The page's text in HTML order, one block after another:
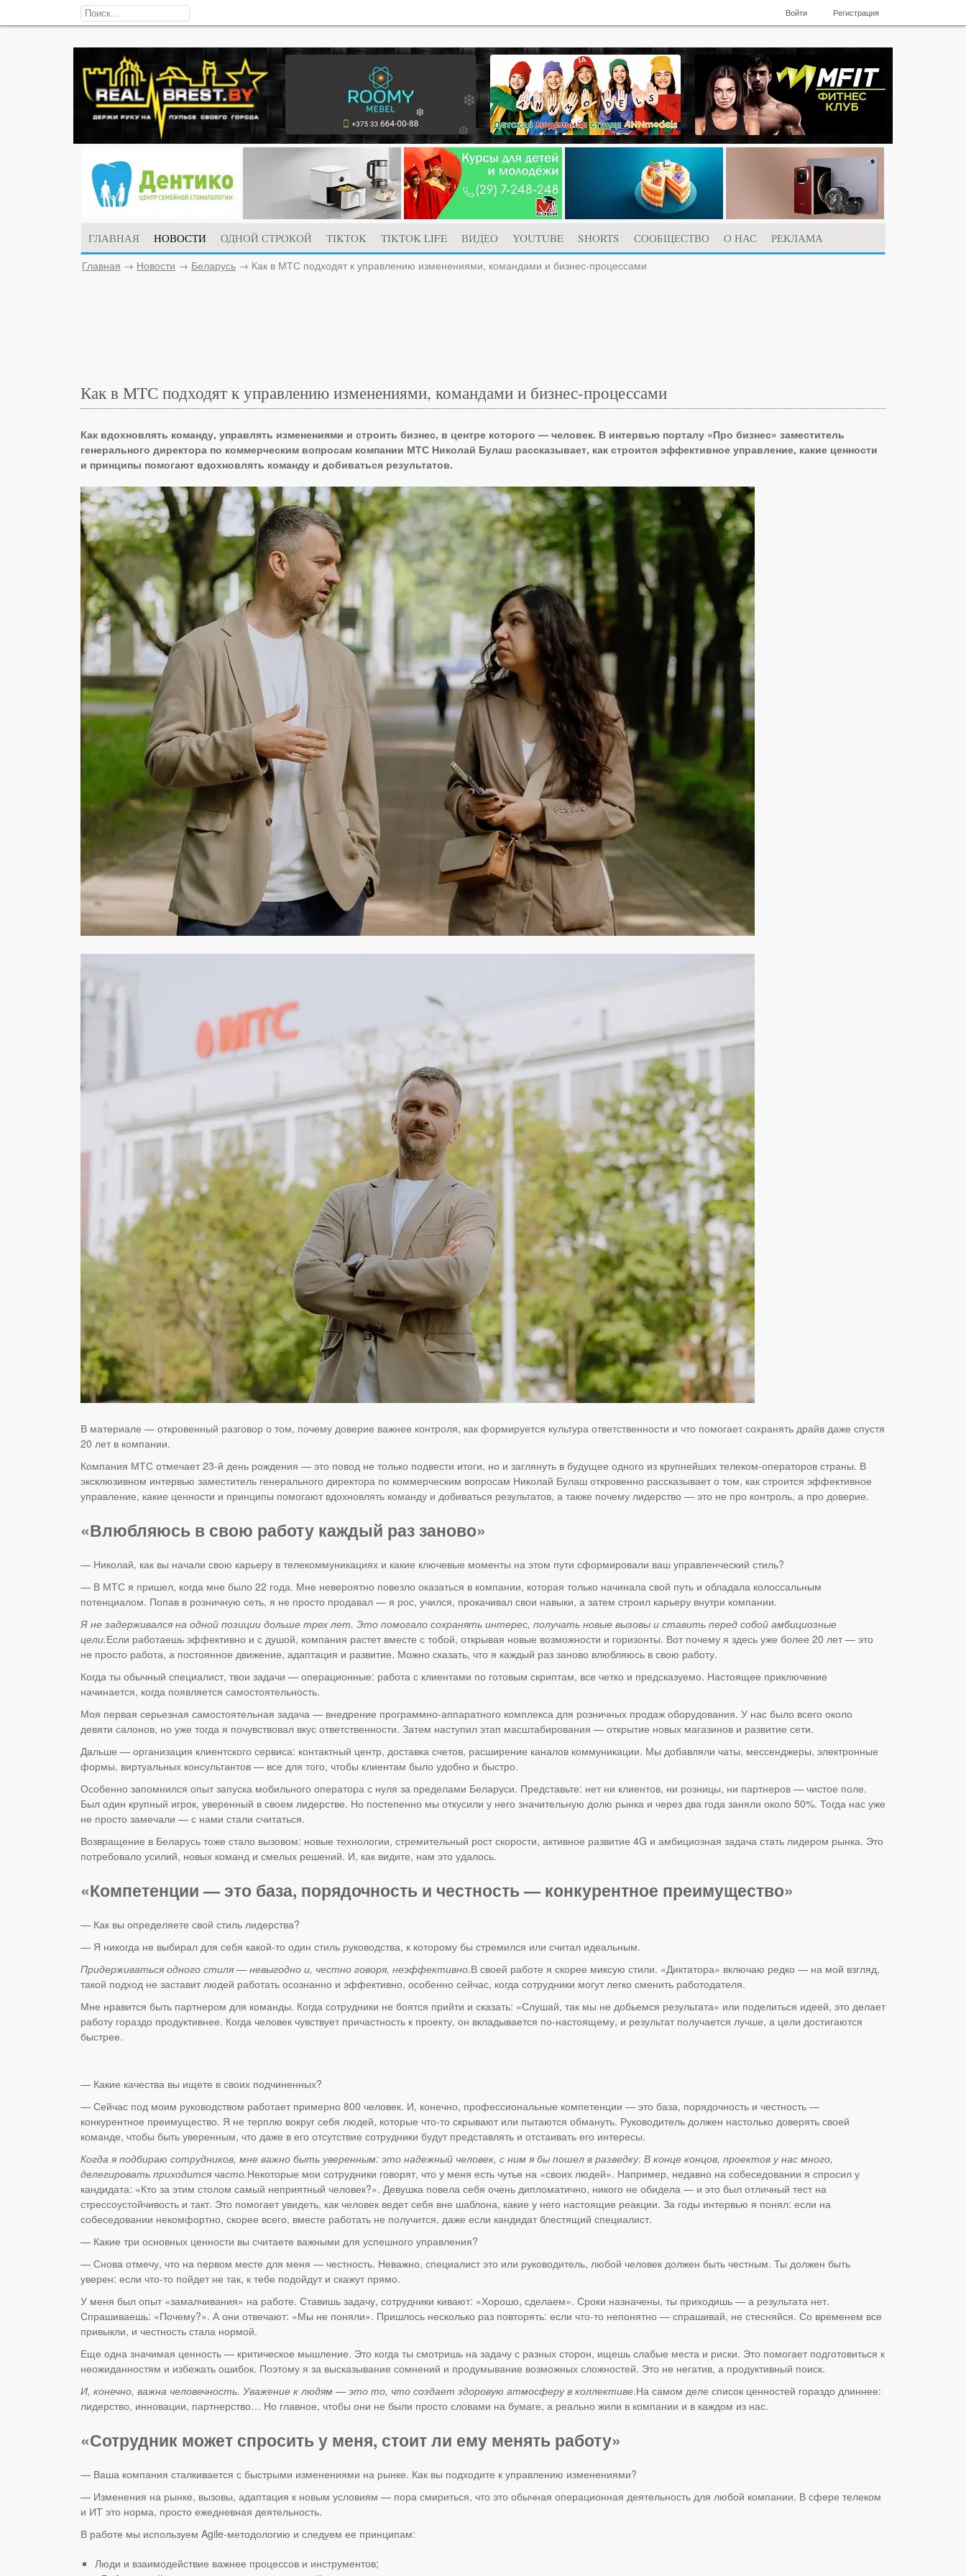
Войти Регистрация
ГЛАВНАЯ НОВОСТИ ОДНОЙ СТРОКОЙ TIKTOK TIKTOK LIFE ВИДЕО YOUTUBE SHORTS СООБЩЕСТВО О НАС
РЕКЛАМА
Главная → Новости → Беларусь → Как в МТС подходят к управлению изменениями, командами и бизнес-процессами
Как в МТС подходят к управлению изменениями, командами и бизнес-процессами
Как вдохновлять команду, управлять изменениями и строить бизнес, в центре которого — человек. В интервью порталу «Про бизнес» заместитель
генерального директора по коммерческим вопросам компании МТС Николай Булаш рассказывает, как строится эффективное управление, какие ценности
и принципы помогают вдохновлять команду и добиваться результатов.
В материале — откровенный разговор о том, почему доверие важнее контроля, как формируется культура ответственности и что помогает сохранять драйв даже спустя
20 лет в компании.
Компания МТС отмечает 23-й день рождения — это повод не только подвести итоги, но и заглянуть в будущее одного из крупнейших телеком-операторов страны. В
эксклюзивном интервью заместитель генерального директора по коммерческим вопросам Николай Булаш откровенно рассказывает о том, как строится эффективное
управление, какие ценности и принципы помогают вдохновлять команду и добиваться результатов, а также почему лидерство — это не про контроль, а про доверие.
«Влюбляюсь в свою работу каждый раз заново»
— Николай, как вы начали свою карьеру в телекоммуникациях и какие ключевые моменты на этом пути сформировали ваш управленческий стиль?
— В МТС я пришел, когда мне было 22 года. Мне невероятно повезло оказаться в компании, которая только начинала свой путь и обладала колоссальным
потенциалом. Попав в розничную сеть, я не просто продавал — я рос, учился, прокачивал свои навыки, а затем строил карьеру внутри компании.
Я не задерживался на одной позиции дольше трех лет. Это помогало сохранять интерес, получать новые вызовы и ставить перед собой амбициозные
цели.Если работаешь эффективно и с душой, компания растет вместе с тобой, открывая новые возможности и горизонты. Вот почему я здесь уже более 20 лет — это
не просто работа, а постоянное движение, адаптация и развитие. Можно сказать, что я каждый раз заново влюбляюсь в свою работу.
Когда ты обычный специалист, твои задачи — операционные: работа с клиентами по готовым скриптам, все четко и предсказуемо. Настоящее приключение
начинается, когда появляется самостоятельность.
Моя первая серьезная самостоятельная задача — внедрение программно-аппаратного комплекса для розничных продаж оборудования. У нас было всего около
девяти салонов, но уже тогда я почувствовал вкус ответственности. Затем наступил этап масштабирования — открытие новых магазинов и развитие сети.
Дальше — организация клиентского сервиса: контактный центр, доставка счетов, расширение каналов коммуникации. Мы добавляли чаты, мессенджеры, электронные
формы, виртуальных консультантов — все для того, чтобы клиентам было удобно и быстро.
Особенно запомнился опыт запуска мобильного оператора с нуля за пределами Беларуси. Представьте: нет ни клиентов, ни розницы, ни партнеров — чистое поле.
Был один крупный игрок, уверенный в своем лидерстве. Но постепенно мы откусили у него значительную долю рынка и через два года заняли около 50%. Тогда нас уже
не просто замечали — с нами стали считаться.
Возвращение в Беларусь тоже стало вызовом: новые технологии, стремительный рост скорости, активное развитие 4G и амбициозная задача стать лидером рынка. Это
потребовало усилий, новых команд и смелых решений. И, как видите, нам это удалось.
«Компетенции — это база, порядочность и честность — конкурентное преимущество»
— Как вы определяете свой стиль лидерства?
— Я никогда не выбирал для себя какой-то один стиль руководства, к которому бы стремился или считал идеальным.
Придерживаться одного стиля — невыгодно и, честно говоря, неэффективно.В своей работе я скорее миксую стили. «Диктатора» включаю редко — на мой взгляд,
такой подход не заставит людей работать осознанно и эффективно, особенно сейчас, когда сотрудники могут легко сменить работодателя.
Мне нравится быть партнером для команды. Когда сотрудники не боятся прийти и сказать: «Слушай, так мы не добьемся результата» или поделиться идеей, это делает
работу гораздо продуктивнее. Когда человек чувствует причастность к проекту, он вкладывается по-настоящему, и результат получается лучше, а цели достигаются
быстрее.
— Какие качества вы ищете в своих подчиненных?
— Сейчас под моим руководством работает примерно 800 человек. И, конечно, профессиональные компетенции — это база, порядочность и честность —
конкурентное преимущество. Я не терплю вокруг себя людей, которые что-то скрывают или пытаются обмануть. Руководитель должен настолько доверять своей
команде, чтобы быть уверенным, что даже в его отсутствие сотрудники будут представлять и отстаивать его интересы.
Когда я подбираю сотрудников, мне важно быть уверенным: это надежный человек, с ним я бы пошел в разведку. В конце концов, проектов у нас много,
делегировать приходится часто.Некоторые мои сотрудники говорят, что у меня есть чутье на «своих людей». Например, недавно на собеседовании я спросил у
кандидата: «Кто за этим столом самый неприятный человек?». Девушка повела себя очень дипломатично, никого не обидела — и это был отличный тест на
стрессоустойчивость и такт. Это помогает увидеть, как человек ведет себя вне шаблона, какие у него настоящие реакции. За годы интервью я понял: если на
собеседовании некомфортно, скорее всего, вместе работать не получится, даже если кандидат блестящий специалист.
— Какие три основных ценности вы считаете важными для успешного управления?
— Снова отмечу, что на первом месте для меня — честность. Неважно, специалист это или руководитель, любой человек должен быть честным. Ты должен быть
уверен: если что-то пойдет не так, к тебе подойдут и скажут прямо.
У меня был опыт «замалчивания» на работе. Ставишь задачу, сотрудники кивают: «Хорошо, сделаем». Сроки назначены, ты приходишь — а результата нет.
Спрашиваешь: «Почему?». А они отвечают: «Мы не поняли». Пришлось несколько раз повторять: если что-то непонятно — спрашивай, не стесняйся. Со временем все
привыкли, и честность стала нормой.
Еще одна значимая ценность — критическое мышление. Это когда ты смотришь на задачу с разных сторон, ищешь слабые места и риски. Это помогает подготовиться к
неожиданностям и избежать ошибок. Поэтому я за высказывание сомнений и продумывание возможных сложностей. Это не негатив, а продуктивный поиск.
И, конечно, важна человечность. Уважение к людям — это то, что создает здоровую атмосферу в коллективе.На самом деле список ценностей гораздо длиннее:
лидерство, инновации, партнерство… Но главное, чтобы они не были просто словами на бумаге, а реально жили в компании и в каждом из нас.
«Сотрудник может спросить у меня, стоит ли ему менять работу»
— Ваша компания сталкивается с быстрыми изменениями на рынке. Как вы подходите к управлению изменениями?
— Изменения на рынке, вызовы, адаптация к новым условиям — пора смириться, что это обычная операционная деятельность для любой компании. В сфере телеком
и ИТ это норма, просто ежедневная деятельность.
В работе мы используем Agile-методологию и следуем ее принципам:
Люди и взаимодействие важнее процессов и инструментов;